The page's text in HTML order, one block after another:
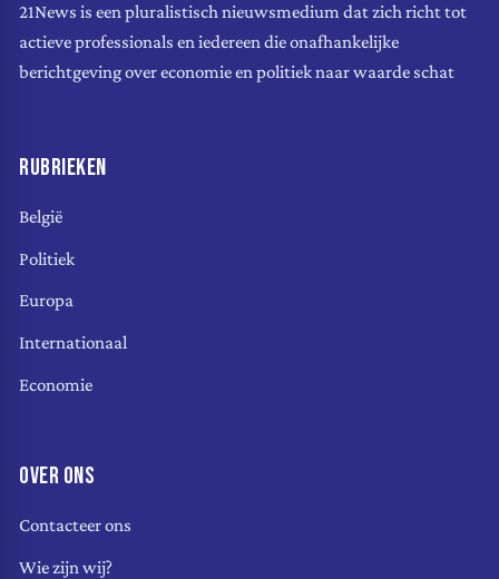
21News is een pluralistisch nieuwsmedium dat zich richt tot
actieve professionals en iedereen die onafhankelijke
berichtgeving over economie en politiek naar waarde schat
RUBRIEKEN
België
Politiek
Europa
Internationaal
Economie
OVER ONS
Contacteer ons
Wie zijn wij?